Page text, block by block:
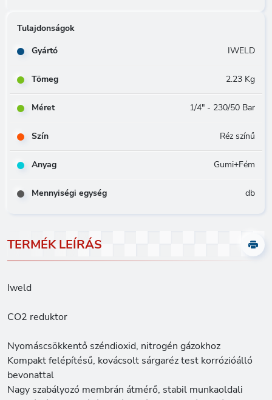
TERMÉK LEÍRÁS
Iweld
CO2 reduktor
Nyomáscsökkentő széndioxid, nitrogén gázokhoz
Kompakt felépítésű, kovácsolt sárgaréz test korrózióálló
bevonattal
Nagy szabályozó membrán átmérő, stabil munkaoldali
Tulajdonságok
Gyártó
IWELD
Tömeg 2.23 Kg
Méret 1/4" - 230/50 Bar
Szín Réz színű
Anyag Gumi+Fém
Mennyiségi egység db